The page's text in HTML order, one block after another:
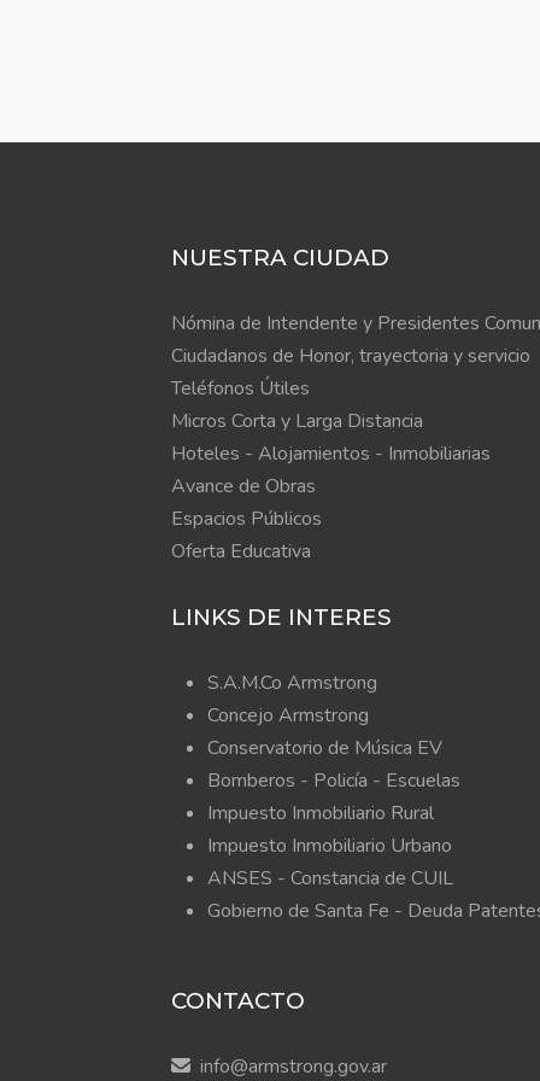
NUESTRA CIUDAD
Nómina de Intendente y Presidentes
Ciudadanos de Honor, trayectoria y servicio
Teléfonos Útiles
Micros Corta y Larga Distancia
Hoteles - Alojamientos - Inmobiliarias
Avance de Obras
Espacios Públicos
Oferta Educativa
LINKS DE INTERES
S.A.M.Co Armstrong
Concejo Armstrong
Conservatorio de Música EV
Bomberos - Policía - Escuelas
Impuesto Inmobiliario Rural
Impuesto Inmobiliario Urbano
ANSES - Constancia de CUIL
Gobierno de Santa Fe - Deuda
CONTACTO
info@armstrong.gov.ar